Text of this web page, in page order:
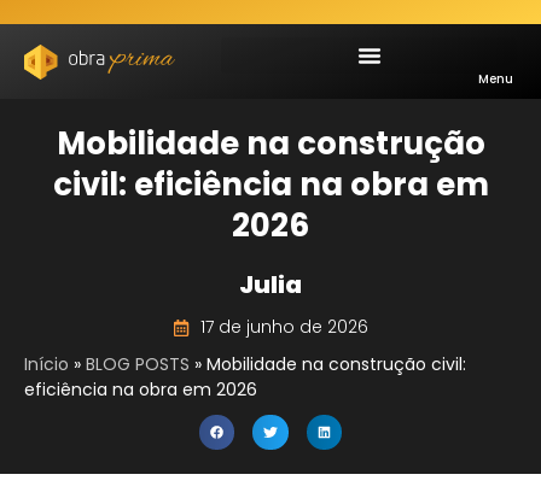
Menu
Mobilidade na construção
civil: eficiência na obra em
2026
Julia
17 de junho de 2026
Início » BLOG POSTS » Mobilidade na construção civil:
eficiência na obra em 2026